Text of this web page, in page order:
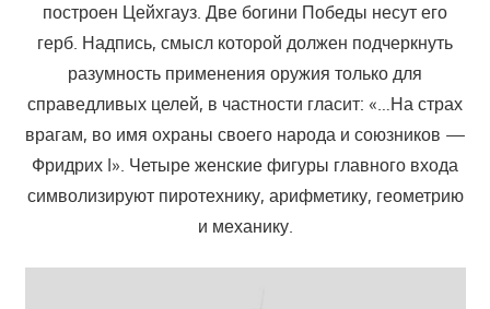
построен Цейхгауз. Две богини Победы несут его
герб. Надпись, смысл которой должен подчеркнуть
разумность применения оружия только для
справедливых целей, в частности гласит: «…На страх
врагам, во имя охраны своего народа и союзников —
Фридрих I». Четыре женские фигуры главного входа
символизируют пиротехнику, арифметику, геометрию
и механику.